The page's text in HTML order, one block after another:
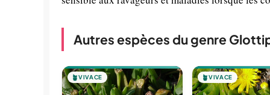
Autres espèces du genre
🪴VIVACE 🪴VIVACE